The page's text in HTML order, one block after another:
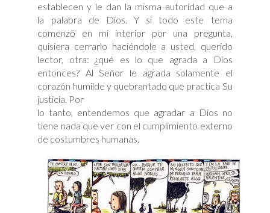
establecen y le dan la misma autoridad que a
la palabra de Dios. Y si todo este tema
comenzó en mi interior por una pregunta,
quisiera cerrarlo haciéndole a usted, querido
lector, otra: ¿qué es lo que agrada a Dios
entonces? Al Señor le agrada solamente el
corazón humilde y quebrantado que practica Su
justicia. Por
lo tanto, entendemos que agradar a Dios no
tiene nada que ver con el cumplimiento externo
de costumbres humanas.